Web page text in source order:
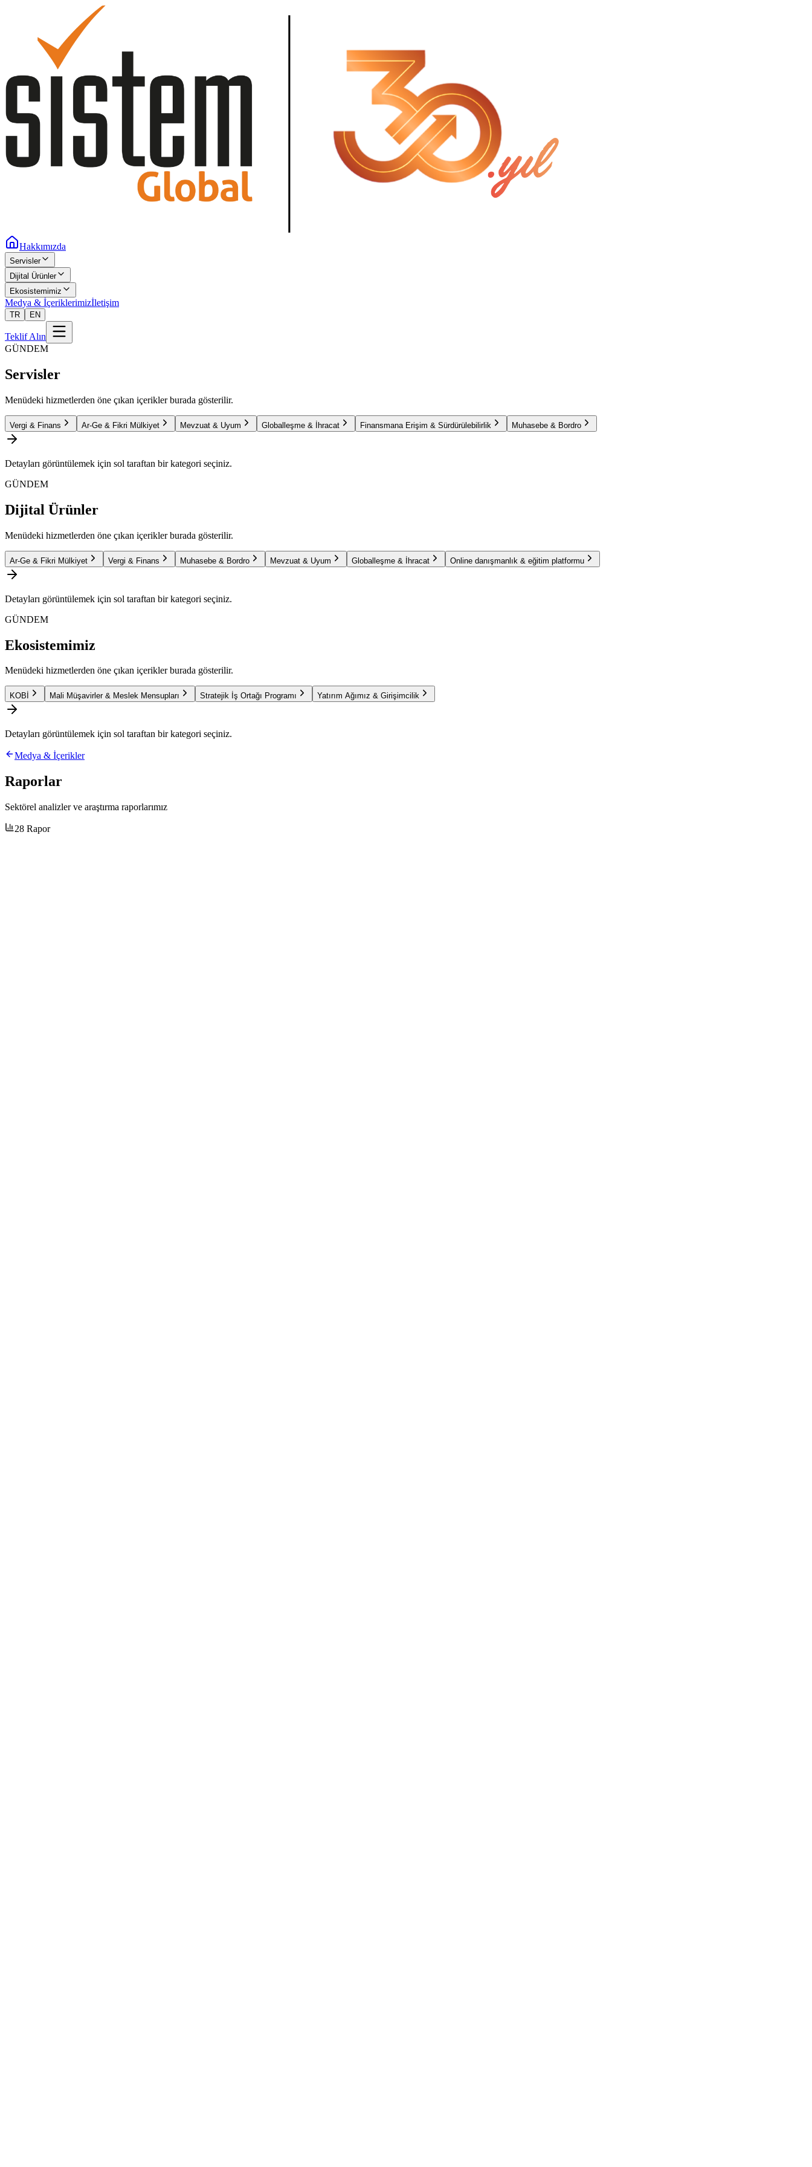
Hakkımızda
Servisler
Dijital Ürünler
Ekosistemimiz
Medya & İçeriklerimizİletişim
TR EN
Teklif Alın
GÜNDEM
Servisler
Menüdeki hizmetlerden öne çıkan içerikler burada gösterilir.
Vergi & Finans Ar-Ge & Fikri Mülkiyet Mevzuat & Uyum Globalleşme & İhracat Finansmana Erişim & Sürdürülebilirlik Muhasebe & Bordro
Detayları görüntülemek için sol taraftan bir kategori seçiniz.
GÜNDEM
Dijital Ürünler
Menüdeki hizmetlerden öne çıkan içerikler burada gösterilir.
Ar-Ge & Fikri Mülkiyet Vergi & Finans Muhasebe & Bordro Mevzuat & Uyum Globalleşme & İhracat Online danışmanlık & eğitim platformu
Detayları görüntülemek için sol taraftan bir kategori seçiniz.
GÜNDEM
Ekosistemimiz
Menüdeki hizmetlerden öne çıkan içerikler burada gösterilir.
KOBİ Mali Müşavirler & Meslek Mensupları Stratejik İş Ortağı Programı Yatırım Ağımız & Girişimcilik
Detayları görüntülemek için sol taraftan bir kategori seçiniz.
Medya & İçerikler
Raporlar
Sektörel analizler ve araştırma raporlarımız
28 Rapor